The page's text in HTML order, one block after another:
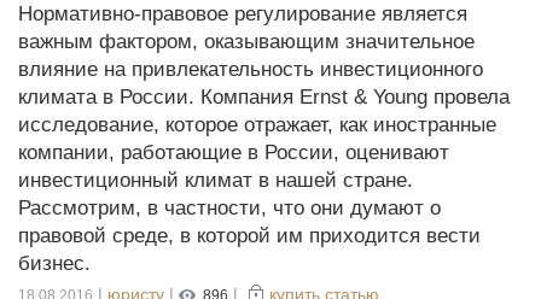
Нормативно-правовое регулирование является
важным фактором, оказывающим значительное
влияние на привлекательность инвестиционного
климата в России. Компания Ernst & Young провела
исследование, которое отражает, как иностранные
компании, работающие в России, оценивают
инвестиционный климат в нашей стране.
Рассмотрим, в частности, что они думают о
правовой среде, в которой им приходится вести
бизнес.
18.08.2016 | юристу | 896 |
купить статью